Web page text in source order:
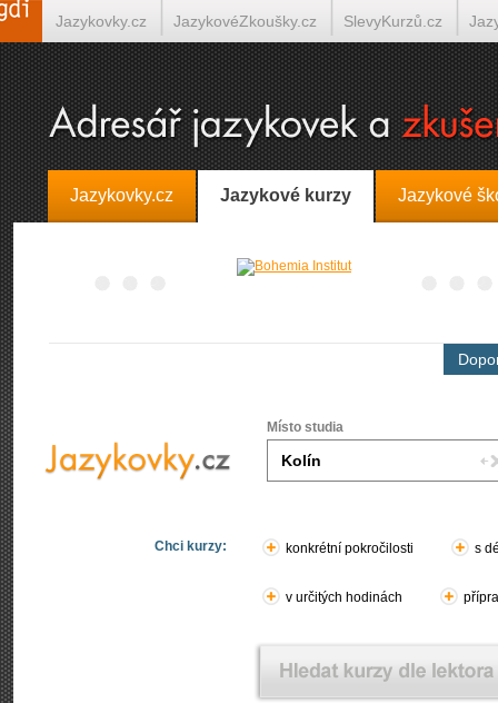
Jazykovky.cz Jazykové kurzy Jazykové
Místo studia
Chci kurzy: konkrétní pokročilosti s
v určitých hodinách
Jazykovky.cz JazykovéZkoušky.cz SlevyKurzů.cz
Španělština on-line Italština on-line Tlumočení-